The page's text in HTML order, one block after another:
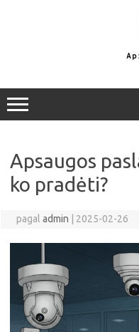
Apsaugos
ko pradėti?
pagal admin 2025-02-26